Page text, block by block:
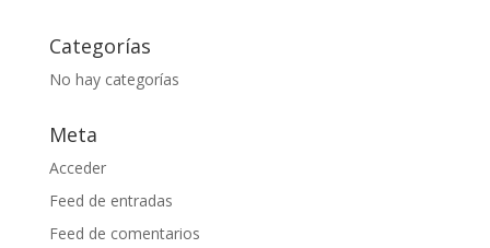
Categorías
No hay categorías
Meta
Acceder
Feed de entradas
Feed de comentarios